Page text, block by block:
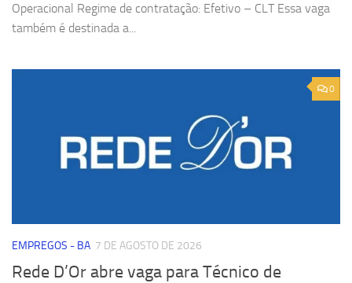
Operacional Regime de contratação: Efetivo – CLT Essa vaga
também é destinada a...
0
EMPREGOS - BA 7 DE AGOSTO DE 2026
Rede D’Or abre vaga para Técnico de